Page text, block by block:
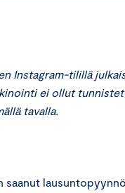
Instagram-tilillä
ei ollut
tavalla.
saanut